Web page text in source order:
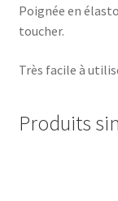
Poignée en
toucher.
Très facile à
Produits